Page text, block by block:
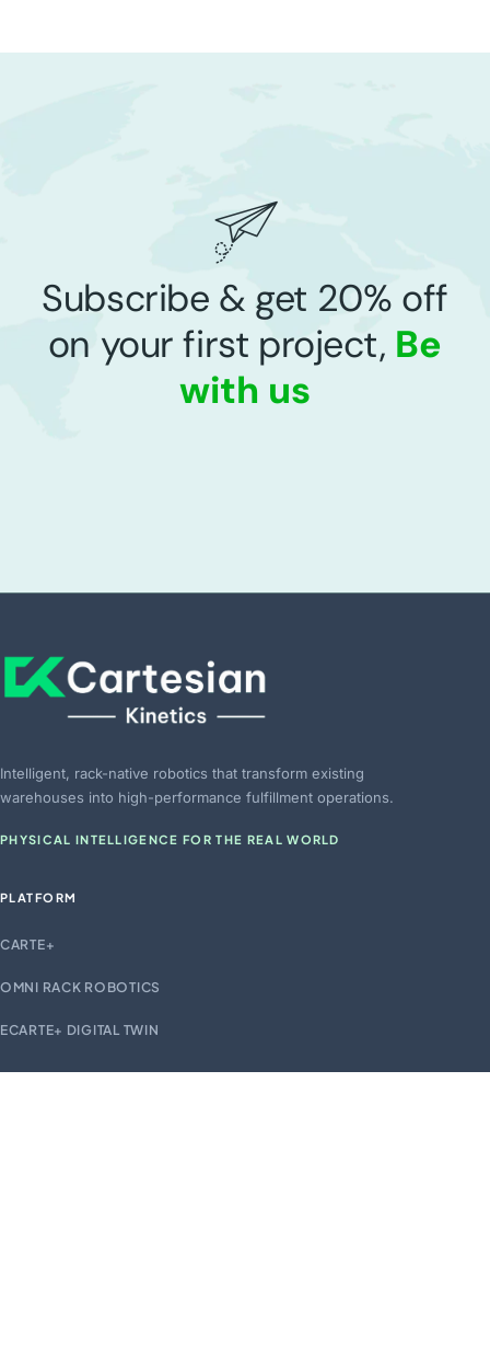
Subscribe & get 20% off
on your first project, Be
with us
Intelligent, rack-native robotics that transform existing
warehouses into high-performance fulfillment operations.
PHYSICAL INTELLIGENCE FOR THE REAL WORLD
PLATFORM
CARTE+
OMNI RACK ROBOTICS
ECARTE+ DIGITAL TWIN